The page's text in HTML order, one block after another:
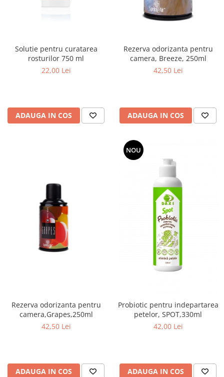
Solutie pentru curatarea
rosturilor 750 ml
22,00 Lei
ADAUGA IN COS
Rezerva odorizanta pentru
camera, Breeze, 250ml
42,50 Lei
ADAUGA IN COS
Rezerva odorizanta pentru
camera,Grapes,250ml
42,50 Lei
ADAUGA IN COS
NOU
Probiotic pentru indepartarea
petelor, SPOT,330ml
42,00 Lei
ADAUGA IN COS